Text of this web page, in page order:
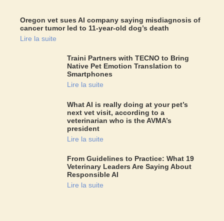
Oregon vet sues AI company saying misdiagnosis of
cancer tumor led to 11-year-old dog’s death
Lire la suite
Traini Partners with TECNO to Bring
Native Pet Emotion Translation to
Smartphones
Lire la suite
What AI is really doing at your pet’s
next vet visit, according to a
veterinarian who is the AVMA’s
president
Lire la suite
From Guidelines to Practice: What 19
Veterinary Leaders Are Saying About
Responsible AI
Lire la suite